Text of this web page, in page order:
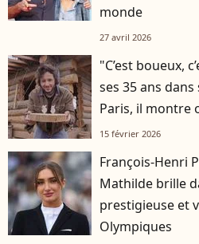
monde
27 avril 2026
"C’est boueux,
ses 35 ans
Paris, il montre
15 février 2026
François-Henri
Mathilde brille
prestigieuse et
Olympiques